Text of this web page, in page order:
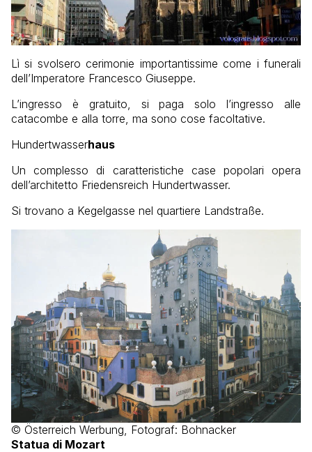
Lì si svolsero cerimonie importantissime come i funerali
dell’Imperatore Francesco Giuseppe.
L’ingresso è gratuito, si paga solo l’ingresso alle
catacombe e alla torre, ma sono cose facoltative.
Hundertwasserhaus
Un complesso di caratteristiche case popolari opera
dell’architetto Friedensreich Hundertwasser.
Si trovano a Kegelgasse nel quartiere Landstraße.
© Österreich Werbung, Fotograf: Bohnacker
Statua di Mozart